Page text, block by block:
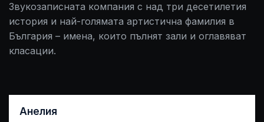
Звукозаписната компания с над три десетилетия
история и най-голямата артистична фамилия в
България – имена, които пълнят зали и оглавяват
класации.
Анелия